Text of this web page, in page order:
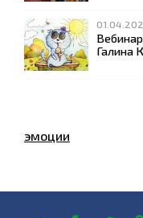
Галина
эмоции